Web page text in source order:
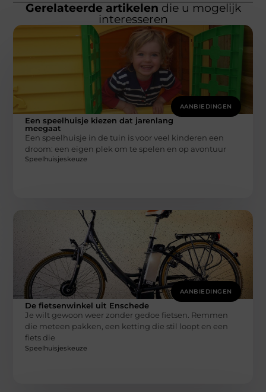
Gerelateerde artikelen die u mogelijk
interesseren
AANBIEDINGEN
Een speelhuisje kiezen dat jarenlang
meegaat
Een speelhuisje in de tuin is voor veel kinderen een
droom: een eigen plek om te spelen en op avontuur
Speelhuisjeskeuze
AANBIEDINGEN
De fietsenwinkel uit Enschede
Je wilt gewoon weer zonder gedoe fietsen. Remmen
die meteen pakken, een ketting die stil loopt en een
fiets die
Speelhuisjeskeuze